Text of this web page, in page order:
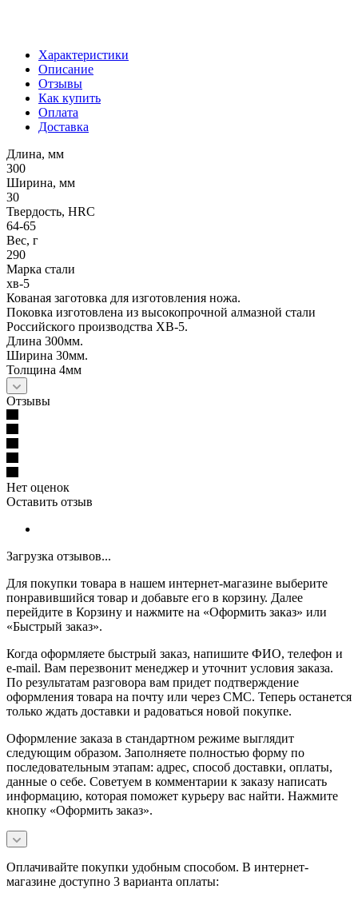
Характеристики
Описание
Отзывы
Как купить
Оплата
Доставка
Длина, мм
300
Ширина, мм
30
Твердость, HRC
64-65
Вес, г
290
Марка стали
хв-5
Кованая заготовка для изготовления ножа.
Поковка изготовлена из высокопрочной алмазной стали
Российского производства ХВ-5.
Длина 300мм.
Ширина 30мм.
Толщина 4мм
Отзывы
Нет оценок
Оставить отзыв
Загрузка отзывов...
Для покупки товара в нашем интернет-магазине выберите
понравившийся товар и добавьте его в корзину. Далее
перейдите в Корзину и нажмите на «Оформить заказ» или
«Быстрый заказ».
Когда оформляете быстрый заказ, напишите ФИО, телефон и
e-mail. Вам перезвонит менеджер и уточнит условия заказа.
По результатам разговора вам придет подтверждение
оформления товара на почту или через СМС. Теперь останется
только ждать доставки и радоваться новой покупке.
Оформление заказа в стандартном режиме выглядит
следующим образом. Заполняете полностью форму по
последовательным этапам: адрес, способ доставки, оплаты,
данные о себе. Советуем в комментарии к заказу написать
информацию, которая поможет курьеру вас найти. Нажмите
кнопку «Оформить заказ».
Оплачивайте покупки удобным способом. В интернет-
магазине доступно 3 варианта оплаты: